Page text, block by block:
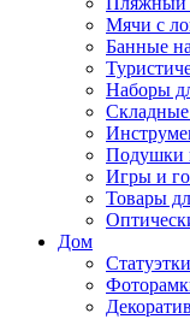
Мячи с
Банные
Наборы
Подушки
Игры и
Товары
Дом